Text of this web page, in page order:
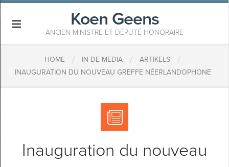
Koen Geens
ANCIEN MINISTRE ET DÉPUTÉ HONORAIRE
HOME / IN DE MEDIA / ARTIKELS /
​INAUGURATION DU NOUVEAU GREFFE NÉERLANDOPHONE
​Inauguration du nouveau